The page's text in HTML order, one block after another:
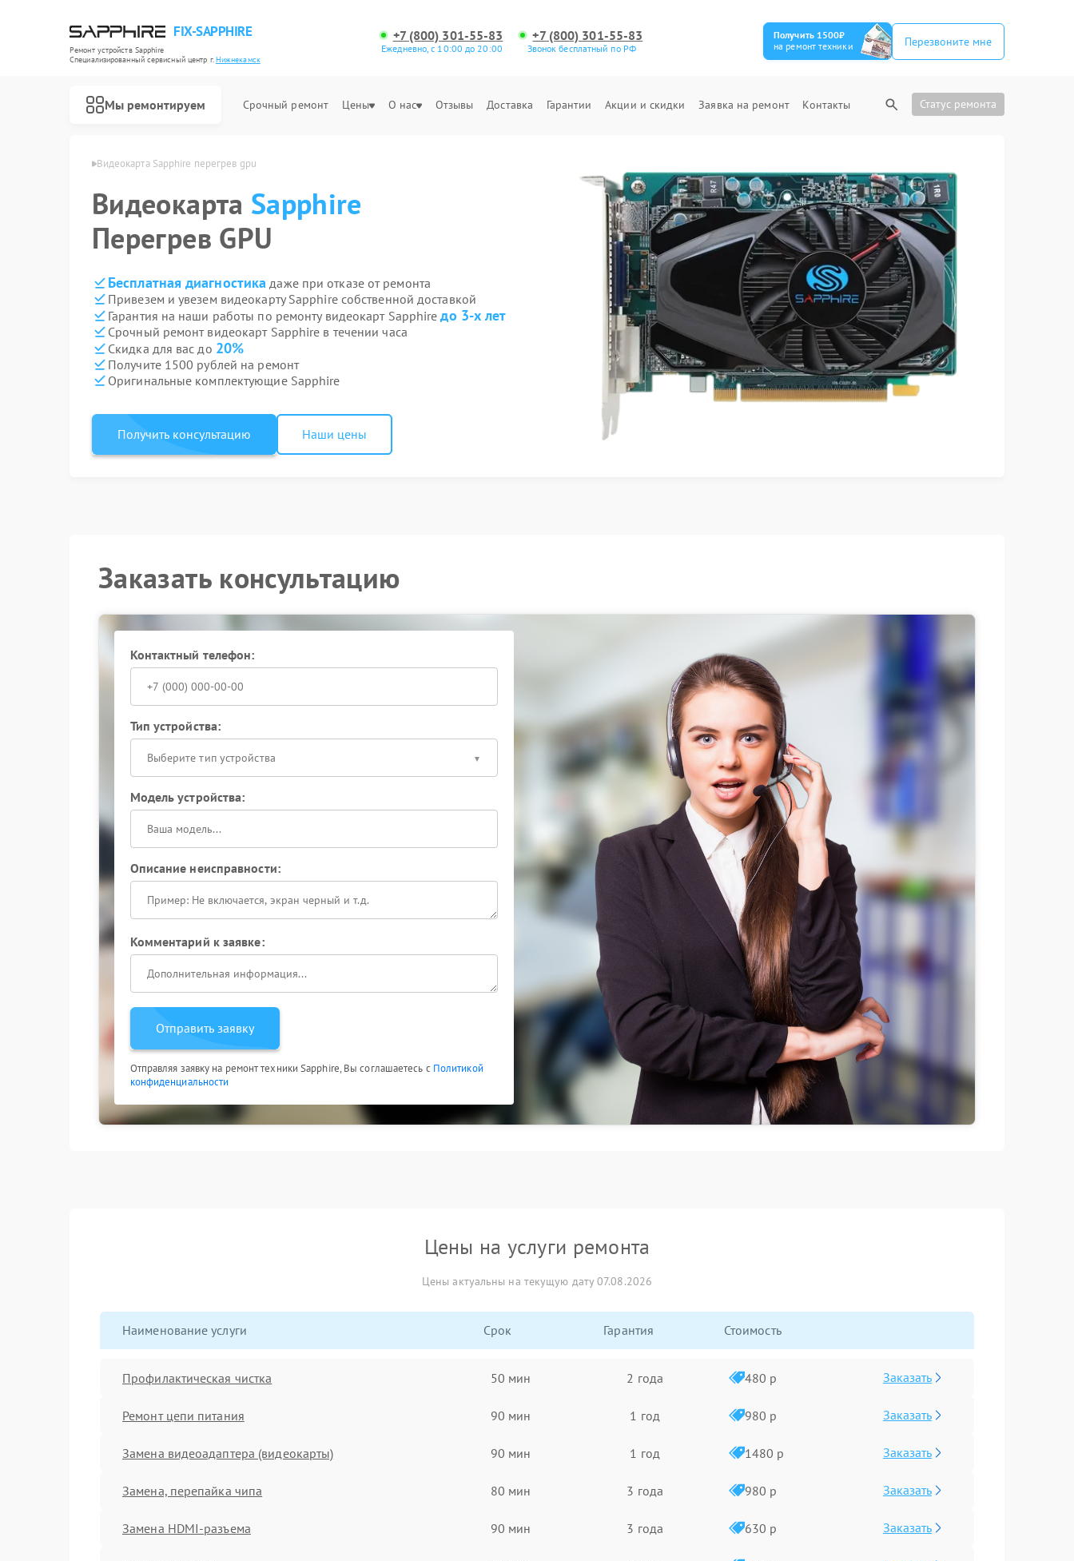
FIX-SAPPHIRE
Ремонт устройств Sapphire
Специализированный cервисный центр г.Нижнекамск
+7 (800) 301-55-83
Ежедневно, с 10:00 до 20:00
+7 (800) 301-55-83
Звонок бесплатный по РФ
Получить 1500₽
на ремонт техники
Перезвоните мне
Мы ремонтируем Срочный ремонт Цены О нас Отзывы Доставка Гарантии Акции и скидки Заявка на ремонт Контакты Статус ремонта
Видеокарта Sapphire перегрев gpu
Видеокарта Sapphire
Перегрев GPU
Бесплатная диагностика даже при отказе от ремонта
Привезем и увезем видеокарту Sapphire собственной доставкой
Гарантия на наши работы по ремонту видеокарт Sapphireдо 3-х лет
Срочный ремонт видеокарт Sapphire в течении часа
Скидка для вас до 20%
Получите 1500 рублей на ремонт
Оригинальные комплектующие Sapphire
Получить консультацию Наши цены
Заказать консультацию
Контактный телефон:
Тип устройства:
Выберите тип устройства
Модель устройства:
Описание неисправности:
Комментарий к заявке:
Отправить заявку
Отправляя заявку на ремонт техники Sapphire, Вы соглашаетесь с Политикой
конфиденциальности
Цены на услуги ремонта
Цены актуальны на текущую дату 07.08.2026
Наименование услуги Срок Гарантия Стоимость
Профилактическая чистка 50 мин 2 года 480 р Заказать
Ремонт цепи питания 90 мин 1 год 980 р Заказать
Замена видеоадаптера (видеокарты) 90 мин 1 год 1480 р Заказать
Замена, перепайка чипа 80 мин 3 года 980 р Заказать
Замена HDMI-разъема 90 мин 3 года 630 р Заказать